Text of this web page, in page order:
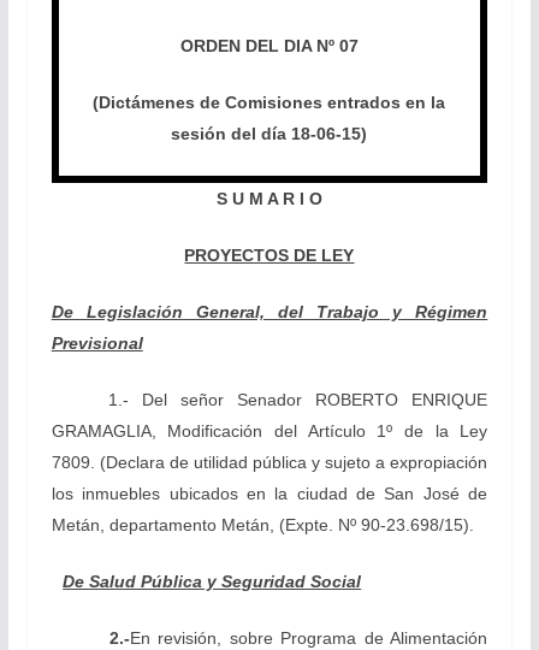
ORDEN DEL DIA Nº 07
(Dictámenes de Comisiones entrados en la
sesión del día 18-06-15)
S U M A R I O
PROYECTOS DE LEY
De Legislación General, del Trabajo y Régimen
Previsional
1.- Del señor Senador ROBERTO ENRIQUE
GRAMAGLIA, Modificación del Artículo 1º de la Ley
7809. (Declara de utilidad pública y sujeto a expropiación
los inmuebles ubicados en la ciudad de San José de
Metán, departamento Metán, (Expte. Nº 90-23.698/15).
De Salud Pública y Seguridad Social
2.-En revisión, sobre Programa de Alimentación